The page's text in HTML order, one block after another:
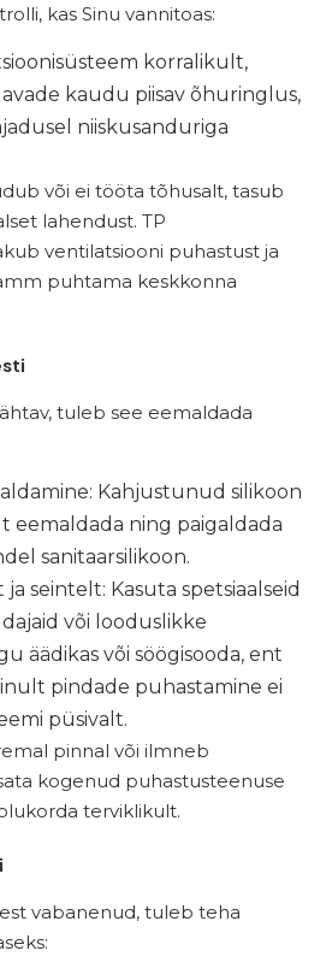
kas Sinu vannitoas:
korralikult,
kaudu piisav õhuringlus,
niiskusanduriga
või ei tööta tõhusalt, tasub
lahendust. TP
ventilatsiooni puhastust ja
puhtama keskkonna
tuleb see eemaldada
Kahjustunud silikoon
eemaldada ning paigaldada
sanitaar­silikoon.
seintelt: Kasuta spetsiaalseid
või looduslikke
äädikas või söögisooda, ent
pindade puhastamine ei
püsivalt.
pinnal või ilmneb
kogenud puhastusteenuse
terviklikult.
vabanenud, tuleb teha